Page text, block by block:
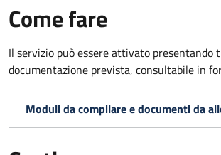
Come fare
Il servizio può essere attivato presentando
documentazione prevista, consultabile in
Moduli da compilare e documenti da